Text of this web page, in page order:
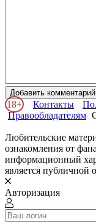
Добавить комментарий
18+ Контакты
Правообладателям
Любительские
ознакомления от
информационный
является публичной
Авторизация